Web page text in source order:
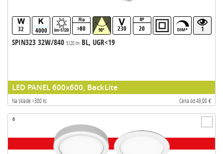
32 4000 lm>5120 >80 90° 230 20 1
SPIN323 32W/840 5120 lmBL, UGR<19
LED PANEL 600x600, BackLite
Na sklade >300 ks Cena od 49,00 €
6